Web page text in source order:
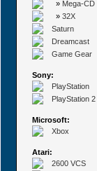
» Mega-CD
» 32X
Saturn
Dreamcast
Game Gear
Sony:
PlayStation
PlayStation 2
Microsoft:
Xbox
Atari:
2600 VCS